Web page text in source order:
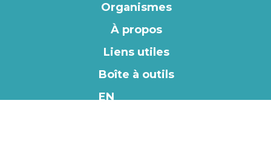
Organismes
À propos
Liens utiles
Boîte à outils
EN